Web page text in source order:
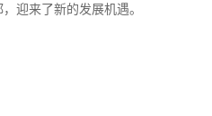
迎来了新的发展机遇。